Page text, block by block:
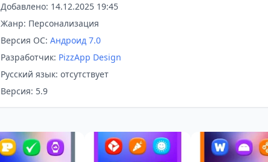
Добавлено: 14.12.2025 19:45
Жанр: Персонализация
Версия ОС: Андроид 7.0
Разработчик: PizzApp Design
Русский язык: отсутствует
Версия: 5.9